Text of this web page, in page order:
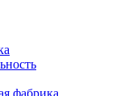
фабрика